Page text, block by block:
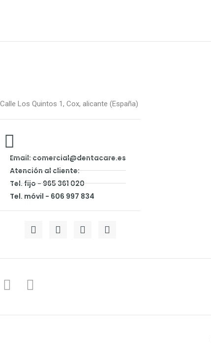
Calle Los Quintos 1, Cox, alicante (España)
Email: comercial@dentacare.es
Atención al cliente:
Tel. fijo - 965 361 020
Tel. móvil - 606 997 834